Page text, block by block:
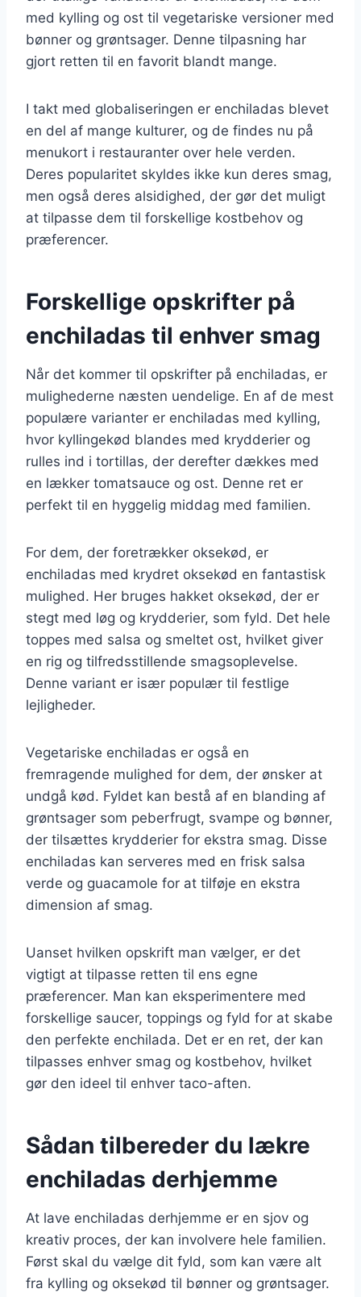
med kylling og ost til vegetariske versioner med
bønner og grøntsager. Denne tilpasning har
gjort retten til en favorit blandt mange.
I takt med globaliseringen er enchiladas blevet
en del af mange kulturer, og de findes nu på
menukort i restauranter over hele verden.
Deres popularitet skyldes ikke kun deres smag,
men også deres alsidighed, der gør det muligt
at tilpasse dem til forskellige kostbehov og
præferencer.
Forskellige opskrifter på
enchiladas til enhver smag
Når det kommer til opskrifter på enchiladas, er
mulighederne næsten uendelige. En af de mest
populære varianter er enchiladas med kylling,
hvor kyllingekød blandes med krydderier og
rulles ind i tortillas, der derefter dækkes med
en lækker tomatsauce og ost. Denne ret er
perfekt til en hyggelig middag med familien.
For dem, der foretrækker oksekød, er
enchiladas med krydret oksekød en fantastisk
mulighed. Her bruges hakket oksekød, der er
stegt med løg og krydderier, som fyld. Det hele
toppes med salsa og smeltet ost, hvilket giver
en rig og tilfredsstillende smagsoplevelse.
Denne variant er især populær til festlige
lejligheder.
Vegetariske enchiladas er også en
fremragende mulighed for dem, der ønsker at
undgå kød. Fyldet kan bestå af en blanding af
grøntsager som peberfrugt, svampe og bønner,
der tilsættes krydderier for ekstra smag. Disse
enchiladas kan serveres med en frisk salsa
verde og guacamole for at tilføje en ekstra
dimension af smag.
Uanset hvilken opskrift man vælger, er det
vigtigt at tilpasse retten til ens egne
præferencer. Man kan eksperimentere med
forskellige saucer, toppings og fyld for at skabe
den perfekte enchilada. Det er en ret, der kan
tilpasses enhver smag og kostbehov, hvilket
gør den ideel til enhver taco-aften.
Sådan tilbereder du lækre
enchiladas derhjemme
At lave enchiladas derhjemme er en sjov og
kreativ proces, der kan involvere hele familien.
Først skal du vælge dit fyld, som kan være alt
fra kylling og oksekød til bønner og grøntsager.